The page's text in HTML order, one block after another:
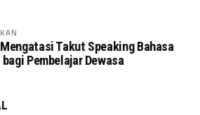
Takut Speaking Bahasa
Pembelajar Dewasa